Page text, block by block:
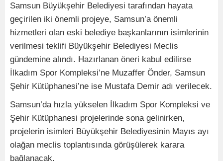
Samsun Büyükşehir Belediyesi tarafından hayata
geçirilen iki önemli projeye, Samsun’a önemli
hizmetleri olan eski belediye başkanlarının isimlerinin
verilmesi teklifi Büyükşehir Belediyesi Meclis
gündemine alındı. Hazırlanan öneri kabul edilirse
İlkadım Spor Kompleksi’ne Muzaffer Önder, Samsun
Şehir Kütüphanesi’ne ise Mustafa Demir adı verilecek.
Samsun’da hızla yükselen İlkadım Spor Kompleksi ve
Şehir Kütüphanesi projelerinde sona gelinirken,
projelerin isimleri Büyükşehir Belediyesinin Mayıs ayı
olağan meclis toplantısında görüşülerek karara
bağlanacak.